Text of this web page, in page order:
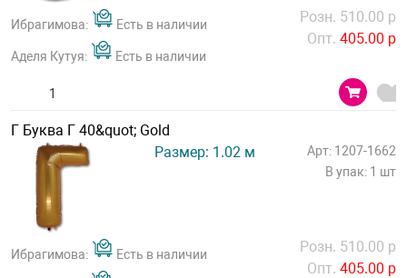
Ибрагимова: Есть в наличии
Аделя Кутуя: Есть в наличии
Розн. 510.00 р
Опт. 405.00 р
Г Буква Г 40&quot; Gold
Размер: 1.02 м
Арт: 1207-1662
В упак: 1 шт
Ибрагимова: Есть в наличии
Розн. 510.00 р
Опт. 405.00 р